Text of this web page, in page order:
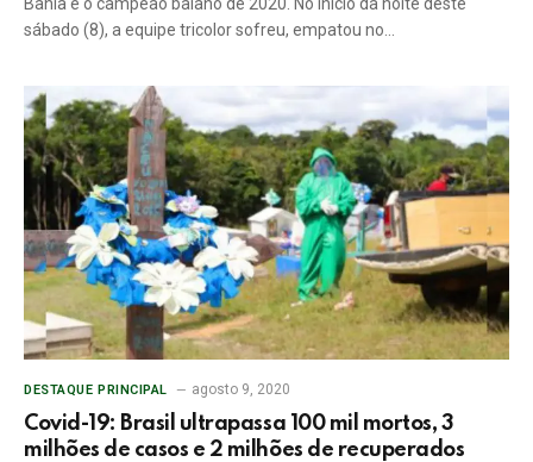
sábado (8), a equipe tricolor sofreu, empatou no…
DESTAQUE PRINCIPAL agosto 9, 2020
Covid-19: Brasil ultrapassa 100 mil mortos, 3
milhões de casos e 2 milhões de recuperados